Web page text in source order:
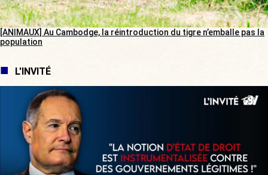
[ANIMAUX] Au Cambodge, la réintroduction du tigre n’emballe pas la
population
L'INVITÉ